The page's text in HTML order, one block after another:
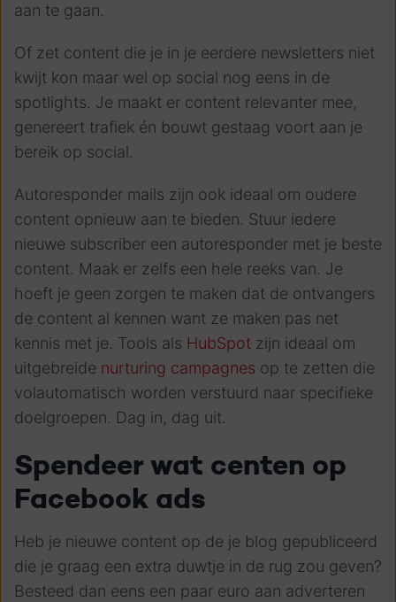
aan te gaan.
Of zet content die je in je eerdere newsletters niet
kwijt kon maar wel op social nog eens in de
spotlights. Je maakt er content relevanter mee,
genereert trafiek én bouwt gestaag voort aan je
bereik op social.
Autoresponder mails zijn ook ideaal om oudere
content opnieuw aan te bieden. Stuur iedere
nieuwe subscriber een autoresponder met je beste
content. Maak er zelfs een hele reeks van. Je
hoeft je geen zorgen te maken dat de ontvangers
de content al kennen want ze maken pas net
kennis met je. Tools als HubSpot zijn ideaal om
uitgebreide nurturing campagnes op te zetten die
volautomatisch worden verstuurd naar specifieke
doelgroepen. Dag in, dag uit.
Spendeer wat centen op
Facebook ads
Heb je nieuwe content op de je blog gepubliceerd
die je graag een extra duwtje in de rug zou geven?
Besteed dan eens een paar euro aan adverteren